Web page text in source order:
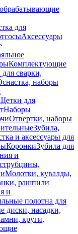
для
Аксессуары
Комплектующие
сварки,
наборы
для
Наборы
Отвертки, наборы
Зубила,
и аксессуары для
КоронкиЗубила для
и
Молотки, кувалды,
рашпили
и
полотна для
диски, насадки,
круги,